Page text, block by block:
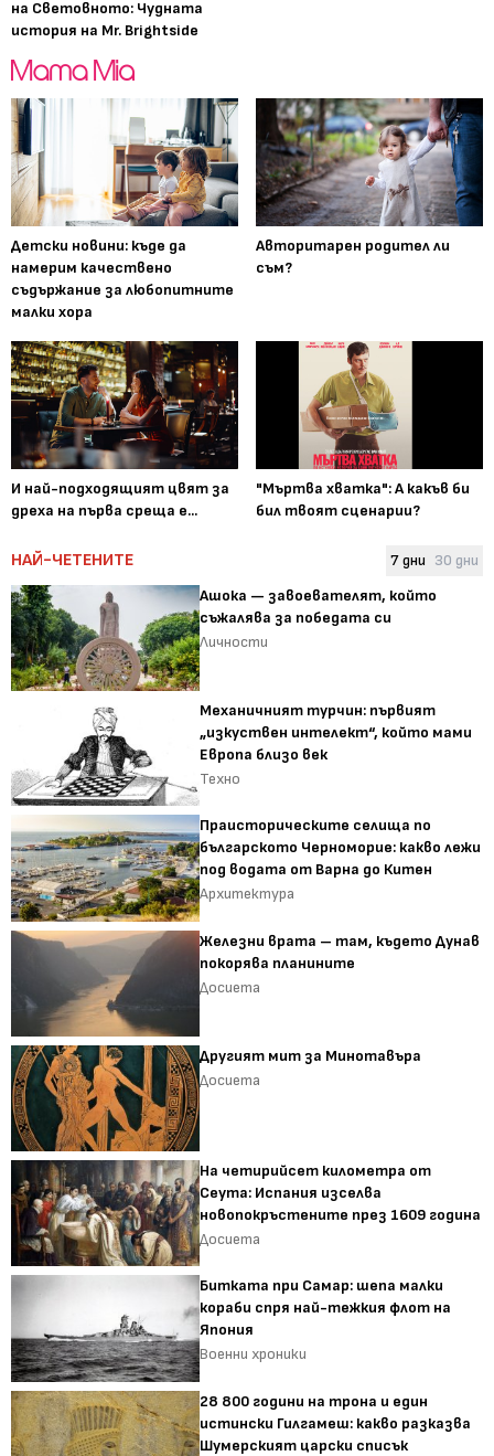
на Световното: Чудната
история на Mr. Brightside
Детски новини: къде да
намерим качествено
съдържание за любопитните
малки хора
Авторитарен родител ли
съм?
И най-подходящият цвят за
дреха на първа среща е...
"Мъртва хватка": А какъв би
бил твоят сценарии?
НАЙ-ЧЕТЕНИТЕ 7 дни 30 дни
Ашока — завоевателят, който
съжалява за победата си
Личности
Механичният турчин: първият
„изкуствен интелект“, който мами
Европа близо век
Техно
Праисторическите селища по
българското Черноморие: какво лежи
под водата от Варна до Китен
Архитектура
Железни врата – там, където Дунав
покорява планините
Досиета
Другият мит за Минотавъра
Досиета
На четирийсет километра от
Сеута: Испания изселва
новопокръстените през 1609 година
Досиета
Битката при Самар: шепа малки
кораби спря най-тежкия флот на
Япония
Военни хроники
28 800 години на трона и един
истински Гилгамеш: какво разказва
Шумерският царски списък